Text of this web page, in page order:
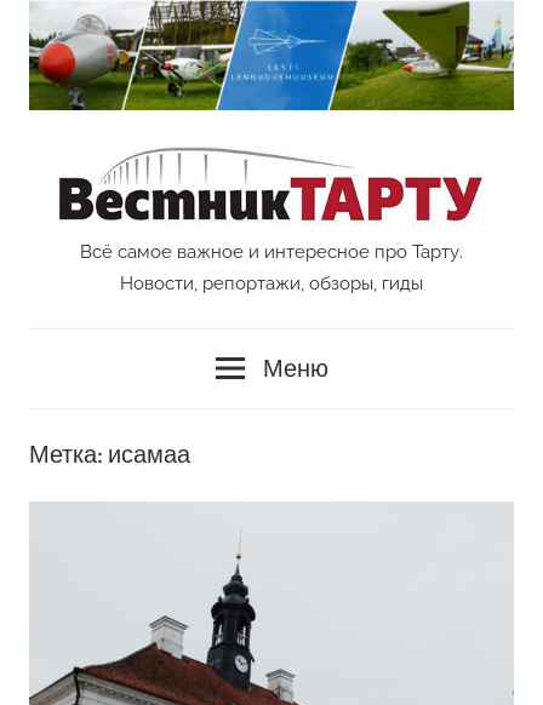
Перейти
содержимому
Vestnik
Всё самое важное и интересное про Тарту.
Новости, репортажи, обзоры, гиды
Меню
Метка: исамаа